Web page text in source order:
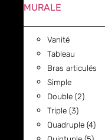
MURALE
Vanité
Tableau
Bras articulés
Simple
Double (2)
Triple (3)
Quadruple (4)